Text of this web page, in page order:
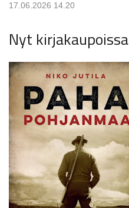
17.06.2026 14.20
Nyt kirjakaupoissa